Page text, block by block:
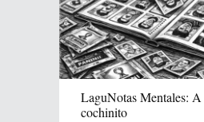
LaguNotas Mentales:
cochinito